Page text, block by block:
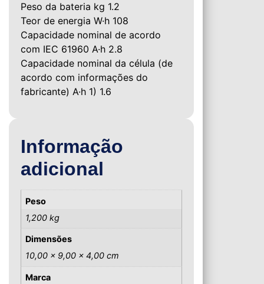
Peso da bateria kg 1.2
Teor de energia W·h 108
Capacidade nominal de acordo
com IEC 61960 A·h 2.8
Capacidade nominal da célula (de
acordo com informações do
fabricante) A·h 1) 1.6
Informação
adicional
Peso
1,200 kg
Dimensões
10,00 × 9,00 × 4,00 cm
Marca